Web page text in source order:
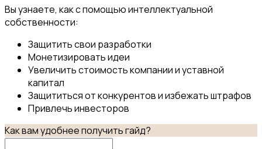
Вы узнаете, как с помощью интеллектуальной
собственности:
Защитить свои разработки
Монетизировать идеи
Увеличить стоимость компании и уставной
капитал
Защититься от конкурентов и избежать штрафов
Привлечь инвесторов
Как вам удобнее получить гайд?